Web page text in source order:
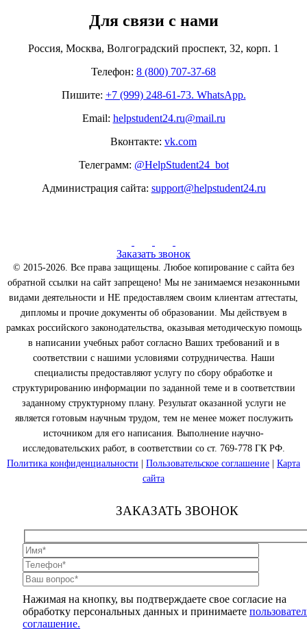
Для связи с нами
Россия, Москва, Волгоградский проспект, 32, корп. 1
Телефон: 8 (800) 707-37-68
Пишите: +7 (999) 248-61-73. WhatsApp.
Email: helpstudent24.ru@mail.ru
Вконтакте: vk.com
Телеграмм: @HelpStudent24_bot
Администрация сайта: support@helpstudent24.ru
Заказать звонок
© 2015-2026. Все права защищены. Любое копирование с сайта без
обратной ссылки на сайт запрещено! Мы не занимаемся незаконными
видами деятельности и НЕ предоставляем своим клиентам аттестаты,
дипломы и прочие документы об образовании. Мы действуем в
рамках российского законодательства, оказывая методическую помощь
в написании учебных работ согласно Ваших требований и в
соответствии с нашими условиями сотрудничества. Наши
специалисты предоставляют услугу по сбору обработке и
структурированию информации по заданной теме и в соответствии
заданному структурному плану. Результат оказанной услуги не
является готовым научным трудом, тем не менее может послужить
источником для его написания. Выполнение научно-
исследовательских работ, в соответствии со ст. 769-778 ГК РФ.
Политика конфиденциальности
Пользовательское соглашение
Карта
сайта
ЗАКАЗАТЬ ЗВОНОК
Нажимая на кнопку, вы подтверждаете свое согласие на
обработку персональных данных и принимаете
соглашение.